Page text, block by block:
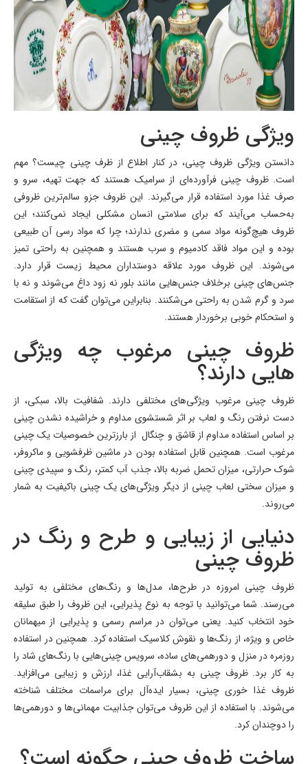
ویژگی ظروف چینی
دانستن ویژگی ظروف چینی، در کنار اطلاع از ظرف چینی چیست؟ مهم
است. ظروف چینی فرآورده‌ای از سرامیک هستند که جهت تهیه، سرو و
صرف غذا مورد استفاده قرار می‌گیرند. این ظروف جزو سالم‌ترین ظروفی
به‌حساب می‌آیند که برای سلامتی انسان مشکلی ایجاد نمی‌کنند؛ اين
ظروف هيچ‌گونه مواد سمی و مضری ندارند؛ چرا که مواد رسی آن طبیعی
بوده و این مواد فاقد کادمیوم و سرب هستند و همچنین به راحتی تمیز
می‌شوند. این ظروف مورد علاقه دوستداران محیط زیست قرار دارد.
جنس‌های چینی برخلاف جنس‌هایی مانند بلور نه زود داغ می‌شوند و نه با
سرد و گرم شدن به راحتی می‌شکنند. بنابراین می‌توان گفت که از استقامت
و استحکام خوبی برخوردار هستند.
ظروف چینی مرغوب چه ویژگی
هایی دارند؟
ظروف چینی مرغوب ویژگی‌های مختلفی دارند. شفافیت بالا، سبکی، از
دست نرفتن رنگ و لعاب بر اثر شستشوی مداوم و خراشیده نشدن چینی
بر اساس استفاده مداوم از قاشق و چنگال از بارزترین خصوصیات یک چینی
مرغوب است. همچنین قابل استفاده بودن در ماشین ظرفشویی و ماکروفر،
شوک حرارتی، میزان تحمل ضربه بالا، جذب آب کمتر، رنگ و سپیدی چینی
و میزان سختی لعاب چینی از دیگر ویژگی‌های یک چینی باکیفیت به شمار
می‌روند.
دنیایی از زیبایی و طرح و رنگ در
ظروف چینی
ظروف چینی امروزه در طرح‌ها، مدل‌ها و رنگ‌های مختلفی به تولید
می‌رسند. شما می‌توانید با توجه به نوع پذیرایی، این ظروف را طبق سلیقه
خود انتخاب کنید. یعنی می‌توان در مراسم رسمی و پذیرایی از میهمانان
خاص و ویژه، از رنگ‌ها و نقوش کلاسیک استفاده کرد. همچنین در استفاده
روزمره در منزل و دورهمی‌های ساده، سرویس چینی‌هایی با رنگ‌های شاد را
به کار برد. ظروف چینی به بشقاب‌آرایی غذا، ارزش و زیبایی می‌افزاید.
ظروف غذا خوری چینی، بسیار ایده‌آل برای مراسمات مختلف شناخته
می‌شوند. با استفاده از این ظروف می‌توان جذابیت مهمانی‌ها و دورهمی‌ها
را دوچندان کرد.